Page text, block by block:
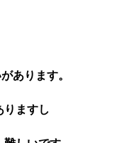
あります。
りますし